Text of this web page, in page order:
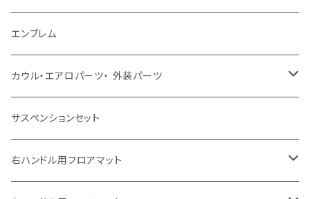
せどり
古着系
コンテンツビジネス
エンブレム
カウル・エアロパーツ・ 外装パーツ
ホンダ
ヤマハ
サスペンションセット
右ハンドル用フロアマット